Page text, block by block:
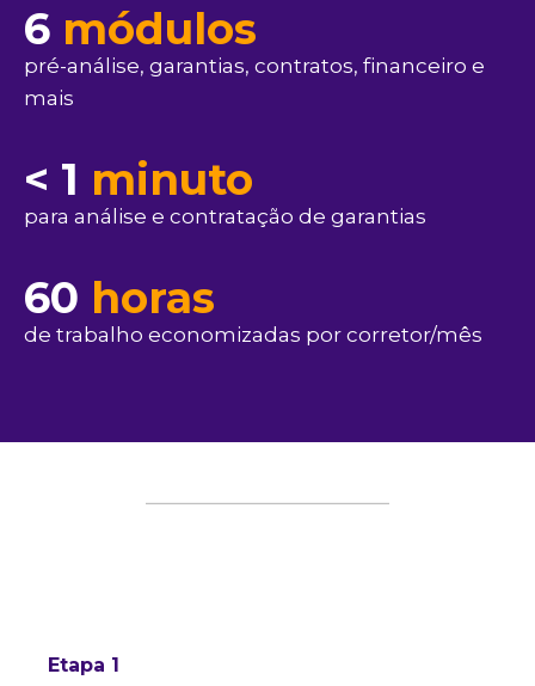
6 módulos
pré-análise, garantias, contratos, financeiro e
mais
< 1 minuto
para análise e contratação de garantias
60 horas
de trabalho economizadas por corretor/mês
Etapa 1